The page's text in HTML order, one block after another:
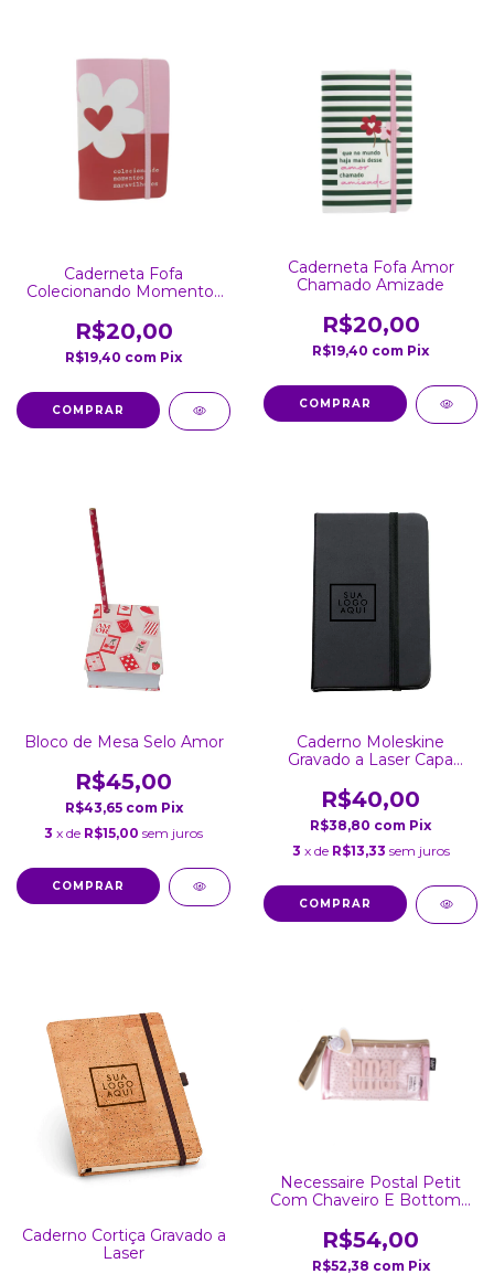
Caderneta Fofa
Colecionando Momentos
R$20,00
R$19,40 com Pix
Caderneta Fofa Amor
Chamado Amizade
R$20,00
R$19,40 com Pix
Bloco de Mesa Selo Amor
R$45,00
R$43,65 com Pix
3 x de R$15,00 sem juros
Caderno Moleskine
Gravado a Laser Capa
R$40,00
R$38,80 com Pix
3 x de R$13,33 sem juros
Caderno Cortiça Gravado a
Laser
Necessaire Postal Petit
Com Chaveiro E Bottom -
R$54,00
R$52,38 com Pix